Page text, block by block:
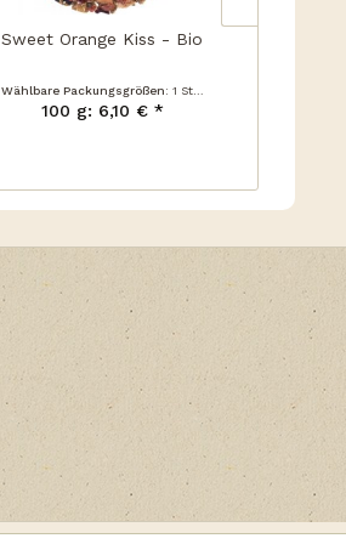
Sweet Orange Kiss - Bio
Wählbare Packungsgrößen: 1 Stück
100 g: 6,10 € *